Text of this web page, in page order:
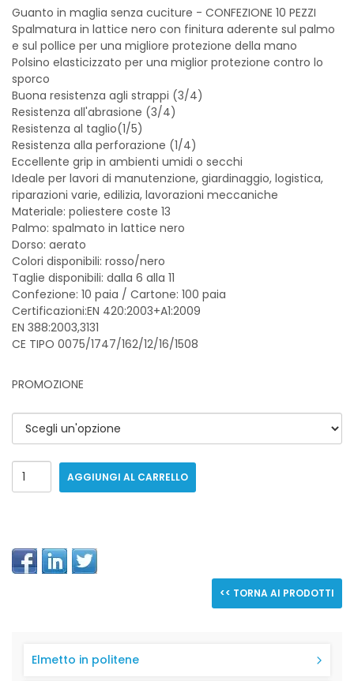
Guanto in maglia senza cuciture - CONFEZIONE 10 PEZZI
Spalmatura in lattice nero con finitura aderente sul palmo
e sul pollice per una migliore protezione della mano
Polsino elasticizzato per una miglior protezione contro lo
sporco
Buona resistenza agli strappi (3/4)
Resistenza all'abrasione (3/4)
Resistenza al taglio(1/5)
Resistenza alla perforazione (1/4)
Eccellente grip in ambienti umidi o secchi
Ideale per lavori di manutenzione, giardinaggio, logistica,
riparazioni varie, edilizia, lavorazioni meccaniche
Materiale: poliestere coste 13
Palmo: spalmato in lattice nero
Dorso: aerato
Colori disponibili: rosso/nero
Taglie disponibili: dalla 6 alla 11
Confezione: 10 paia / Cartone: 100 paia
Certificazioni:EN 420:2003+A1:2009
EN 388:2003,3131
CE TIPO 0075/1747/162/12/16/1508
PROMOZIONE
AGGIUNGI AL CARRELLO
<< TORNA AI PRODOTTI
Elmetto in politene